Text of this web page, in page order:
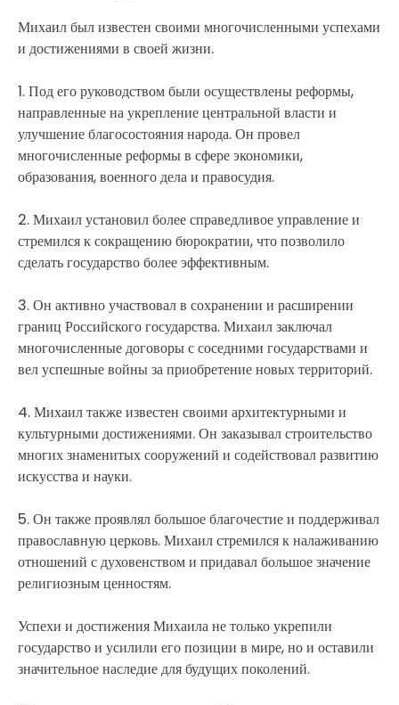
Михаил был известен своими многочисленными успехами
и достижениями в своей жизни.
1. Под его руководством были осуществлены реформы,
направленные на укрепление центральной власти и
улучшение благосостояния народа. Он провел
многочисленные реформы в сфере экономики,
образования, военного дела и правосудия.
2. Михаил установил более справедливое управление и
стремился к сокращению бюрократии, что позволило
сделать государство более эффективным.
3. Он активно участвовал в сохранении и расширении
границ Российского государства. Михаил заключал
многочисленные договоры с соседними государствами и
вел успешные войны за приобретение новых территорий.
4. Михаил также известен своими архитектурными и
культурными достижениями. Он заказывал строительство
многих знаменитых сооружений и содействовал развитию
искусства и науки.
5. Он также проявлял большое благочестие и поддерживал
православную церковь. Михаил стремился к налаживанию
отношений с духовенством и придавал большое значение
религиозным ценностям.
Успехи и достижения Михаила не только укрепили
государство и усилили его позиции в мире, но и оставили
значительное наследие для будущих поколений.